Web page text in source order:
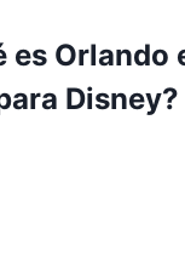
es Orlando
Disney?